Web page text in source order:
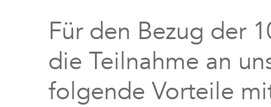
Für den Bezug der
die Teilnahme an
folgende Vorteile